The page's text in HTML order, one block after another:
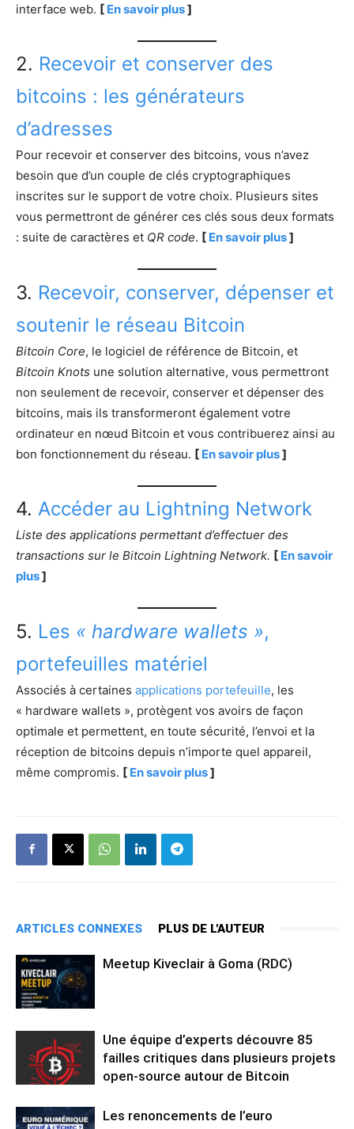
interface web. [ En savoir plus]
2. Recevoir et conserver des
bitcoins : les générateurs
d’adresses
Pour recevoir et conserver des bitcoins, vous n’avez
besoin que d’un couple de clés cryptographiques
inscrites sur le support de votre choix. Plusieurs sites
vous permettront de générer ces clés sous deux formats
: suite de caractères et QR code. [ En savoir plus]
3. Recevoir, conserver, dépenser et
soutenir le réseau Bitcoin
Bitcoin Core, le logiciel de référence de Bitcoin, et
Bitcoin Knots une solution alternative, vous permettront
non seulement de recevoir, conserver et dépenser des
bitcoins, mais ils transformeront également votre
ordinateur en nœud Bitcoin et vous contribuerez ainsi au
bon fonctionnement du réseau. [ En savoir plus]
4. Accéder au Lightning Network
Liste des applications permettant d’effectuer des
transactions sur le Bitcoin Lightning Network. [ En savoir
plus]
5. Les « hardware wallets »,
portefeuilles matériel
Associés à certaines applications portefeuille, les
« hardware wallets », protègent vos avoirs de façon
optimale et permettent, en toute sécurité, l’envoi et la
réception de bitcoins depuis n’importe quel appareil,
même compromis. [ En savoir plus]
ARTICLES CONNEXES PLUS DE L'AUTEUR
Meetup Kiveclair à Goma (RDC)
Une équipe d’experts découvre 85
failles critiques dans plusieurs projets
open-source autour de Bitcoin
Les renoncements de l’euro